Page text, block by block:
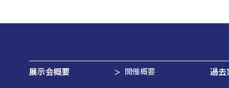
展示会概要 開催概要 過去